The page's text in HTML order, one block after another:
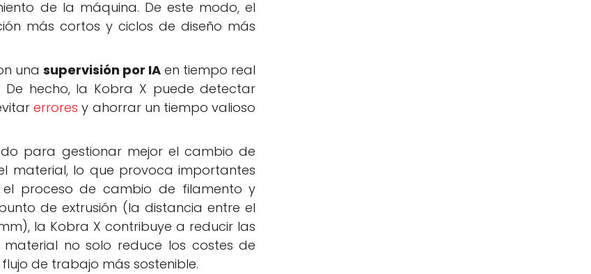
de la máquina. De este modo, el
más cortos y ciclos de diseño más
unasupervisión por IA en tiempo real
hecho, la Kobra X puede detectar
errores y ahorrar un tiempo valioso
para gestionar mejor el cambio de
material, lo que provoca importantes
proceso de cambio de filamento y
de extrusión (la distancia entre el
la Kobra X contribuye a reducir las
no solo reduce los costes de
de trabajo más sostenible.